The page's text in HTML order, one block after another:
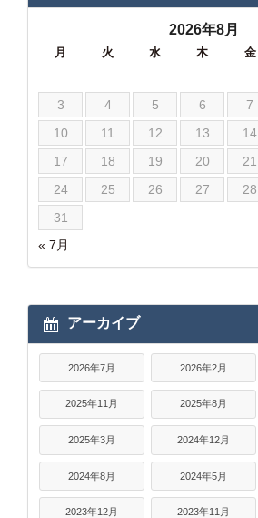
2026年8月
月 火 水 木 金
« 7月
3
4 5 6 7
10
11 12 13 14
17
18 19 20 21
24
25 26 27 28
31
アーカイブ
2026年7月 2026年2月
2025年11月 2025年8月
2025年3月 2024年12月
2024年8月 2024年5月
2023年12月 2023年11月